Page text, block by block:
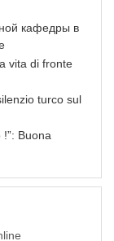
кафедры в
vita di fronte
turco sul
Buona